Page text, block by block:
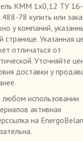
КММ 1х0,12 ТУ 16-
78 купить или
у компаний,
странице. Указанная
отличаться от
Уточняйте
доставки у
любом использовании
активная
на